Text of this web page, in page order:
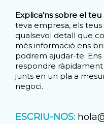
Explica'ns sobre el
teva empresa, els
qualsevol detall que
més informació ens
podrem ajudar-te.
respondre
junts en un pla a
negoci.
ESCRIU-NOS: